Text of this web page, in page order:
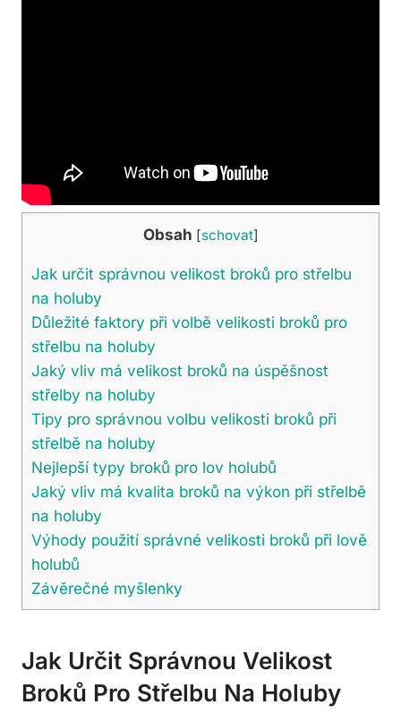
Obsah [schovat]
Jak určit⁣ správnou velikost broků pro střelbu
na holuby
Důležité faktory ⁢při volbě‍ velikosti broků‌ pro
střelbu na holuby
Jaký vliv má velikost​ broků na⁣ úspěšnost
střelby⁣ na holuby
Tipy pro správnou ​volbu velikosti broků při
střelbě na holuby
Nejlepší typy broků pro lov holubů
Jaký ‍vliv má kvalita ‌broků na výkon při střelbě
‌na holuby
Výhody použití správné velikosti​ broků při lově
holubů
Závěrečné myšlenky
Jak Určit⁣ Správnou Velikost
Broků Pro Střelbu Na Holuby